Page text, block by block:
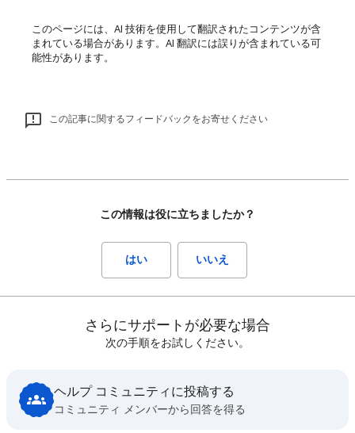
このページには、AI 技術を使用して翻訳されたコンテンツが含
まれている場合があります。AI 翻訳には誤りが含まれている可
能性があります。
この記事に関するフィードバックをお寄せください
この情報は役に立ちましたか？
はい いいえ
さらにサポートが必要な場合
次の手順をお試しください。
ヘルプ コミュニティに投稿する
コミュニティ メンバーから回答を得る